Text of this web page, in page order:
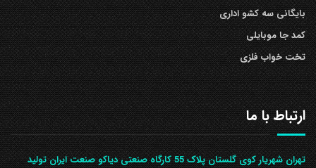
بایگانی سه کشو اداری
کمد جا موبایلی
تخت خواب فلزی
ارتباط با ما
تهران شهریار کوی گلستان پلاک 55 کارگاه صنعتی دیاکو صنعت ایران تولید